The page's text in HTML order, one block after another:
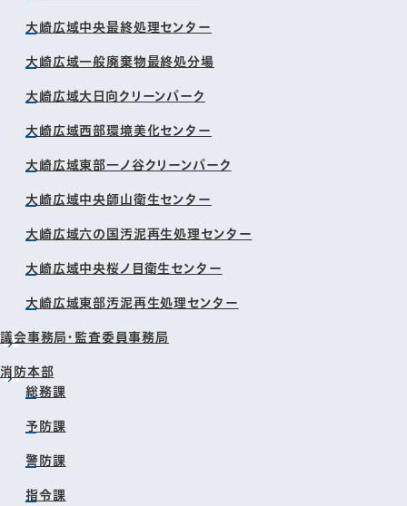
大崎広域中央最終処理センター
大崎広域一般廃棄物最終処分場
大崎広域大日向クリーンパーク
大崎広域西部環境美化センター
大崎広域東部一ノ谷クリーンパーク
大崎広域中央師山衛生センター
大崎広域六の国汚泥再生処理センター
大崎広域中央桜ノ目衛生センター
大崎広域東部汚泥再生処理センター
議会事務局・監査委員事務局
消防本部
総務課
予防課
警防課
指令課